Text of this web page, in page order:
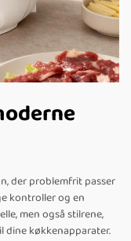
der problemfrit passer
kontroller og en
men også stilrene,
køkkenapparater.